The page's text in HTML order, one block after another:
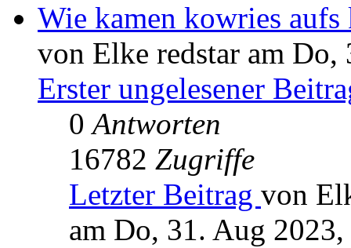
Wie kamen kowries
von Elke redstar am
Erster ungelesener
0Antworten
16782 Zugriffe
Letzter Beitrag von
am Do, 31. Aug